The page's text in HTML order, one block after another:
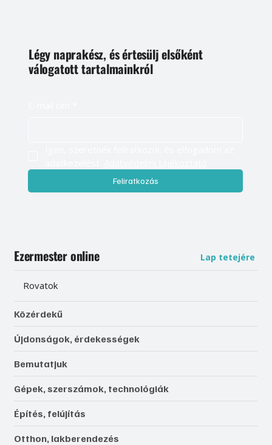
Légy naprakész, és értesülj elsőként
válogatott tartalmainkról
Feliratkozás
Ezermester online Lap tetejére
Rovatok
Közérdekű
Újdonságok, érdekességek
Bemutatjuk
Gépek, szerszámok, technológiák
Építés, felújítás
Otthon, lakberendezés